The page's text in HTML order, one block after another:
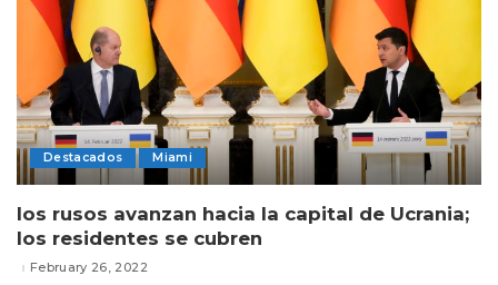
Destacados Miami
los rusos avanzan hacia la capital de Ucrania;
los residentes se cubren
February 26, 2022